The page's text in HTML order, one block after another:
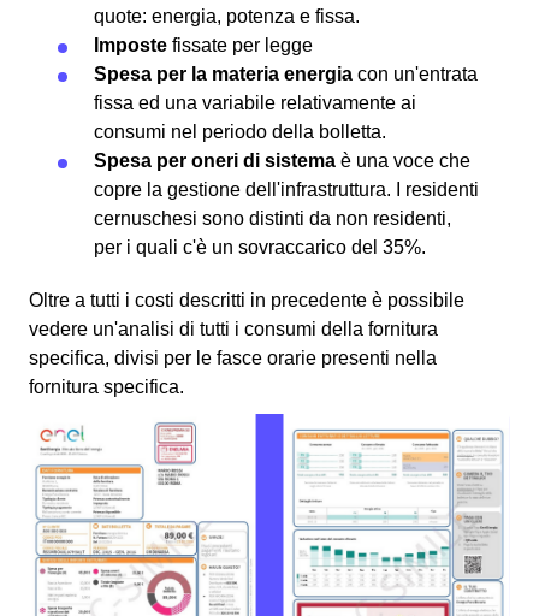
quote: energia, potenza e fissa.
Imposte fissate per legge
Spesa per la materia energia con un'entrata
fissa ed una variabile relativamente ai
consumi nel periodo della bolletta.
Spesa per oneri di sistema è una voce che
copre la gestione dell'infrastruttura. I residenti
cernuschesi sono distinti da non residenti,
per i quali c'è un sovraccarico del 35%.
Oltre a tutti i costi descritti in precedente è possibile
vedere un'analisi di tutti i consumi della fornitura
specifica, divisi per le fasce orarie presenti nella
fornitura specifica.